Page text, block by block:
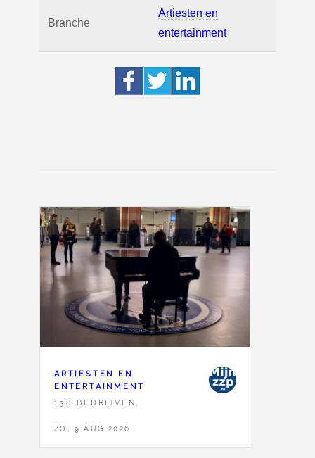
Branche
Artiesten en
entertainment
ARTIESTEN EN
ENTERTAINMENT
138 BEDRIJVEN,
ZO, 9 AUG 2026